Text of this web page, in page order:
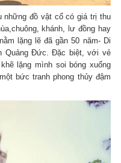
những đồ vật cổ có giá trị thu
khánh, lư đồng hay
lặng lẽ đã gần 50 năm- Di
Quảng Đức. Đặc biệt, với vẻ
lặng mình soi bóng xuống
bức tranh phong thủy đậm